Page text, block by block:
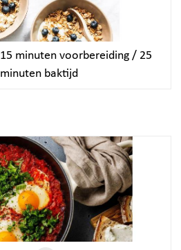
15 minuten voorbereiding / 25
minuten baktijd